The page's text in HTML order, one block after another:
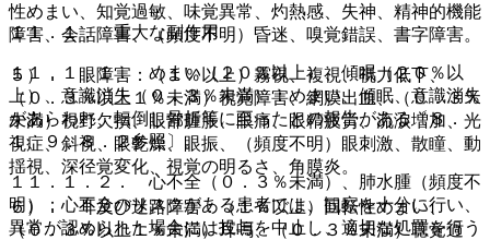
性めまい、知覚過敏、味覚異常、灼熱感、失神、精神的機能
障害、会話障害、（頻度不明）昏迷、嗅覚錯誤、書字障害。
５）． 眼障害：（１％以上）霧視、複視、視力低下、
（０．３％以上１％未満）視覚障害、網膜出血、（０．３％
未満）視野欠損、眼部腫脹、眼痛、眼精疲労、流涙増加、光
視症、斜視、眼乾燥、眼振、（頻度不明）眼刺激、散瞳、動
揺視、深径覚変化、視覚の明るさ、角膜炎。
６）． 耳及び迷路障害：（１％以上）回転性めまい、
（０．３％以上１％未満）耳鳴、（０．３％未満）聴覚過
１１．１． 重大な副作用
１１．１．１． めまい（２０％以上）、傾眠（２０％以
上）、意識消失（０．３％未満）：めまい、傾眠、意識消失
があらわれ、転倒し骨折等に至ったとの報告がある〔８．
１、９．８．２参照〕。
１１．１．２． 心不全（０．３％未満）、肺水腫（頻度不
明）：心不全のリスクがある患者では、観察を十分に行い、
異常が認められた場合には投与を中止し、適切な処置を行う